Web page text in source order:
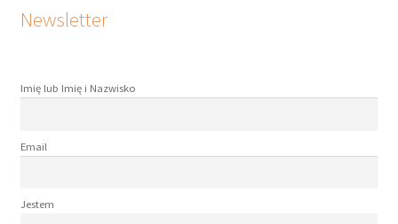
Newsletter
Imię lub Imię i Nazwisko
Email
Jestem